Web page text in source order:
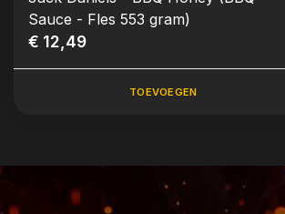
Sauce - Fles 553 gram)
€ 12,49
TOEVOEGEN